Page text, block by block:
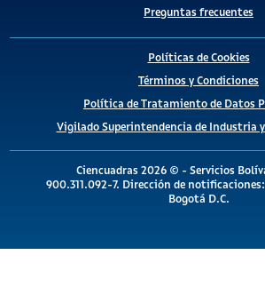
Preguntas frecuentes
Políticas de Cookies
Términos y Condiciones
Política de Tratamiento de Datos
Vigilado Superintendencia de Industria y
Ciencuadras 2026 © - Servicios
900.311.092-7. Dirección de
Bogotá D.C.